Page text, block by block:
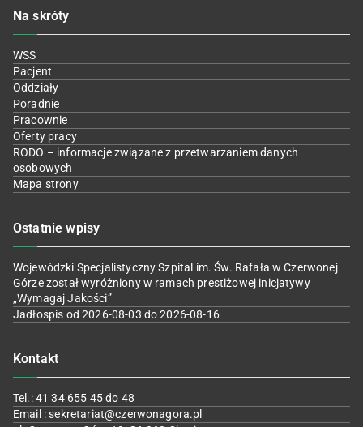
Na skróty
WSS
Pacjent
Oddziały
Poradnie
Pracownie
Oferty pracy
RODO – informacje związane z przetwarzaniem danych
osobowych
Mapa strony
Ostatnie wpisy
Wojewódzki Specjalistyczny Szpital im. Św. Rafała w Czerwonej
Górze został wyróżniony w ramach prestiżowej inicjatywy
„Wymagaj Jakości”
Jadłospis od 2026-08-03 do 2026-08-16
Kontakt
Tel.: 41 34 655 45 do 48
Email : sekretariat@czerwonagora.pl